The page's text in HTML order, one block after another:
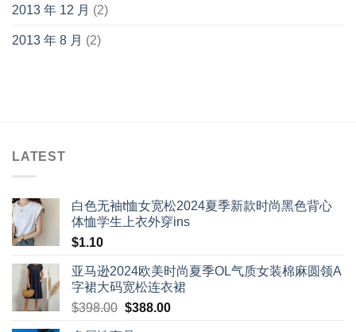
2013 年 12 月 (2)
2013 年 8 月 (2)
LATEST
白色无袖t恤女宽松2024夏季新款时尚黑色背心
体恤学生上衣外穿ins
$1.10
亚马逊2024欧美时尚夏季OL气质女装棉麻圆领A
字裙大码宽松连衣裙
$398.00 Original
$388.00Current